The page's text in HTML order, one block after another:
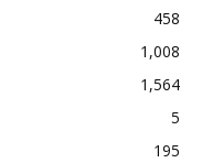
458
1,008
1,564
5
195